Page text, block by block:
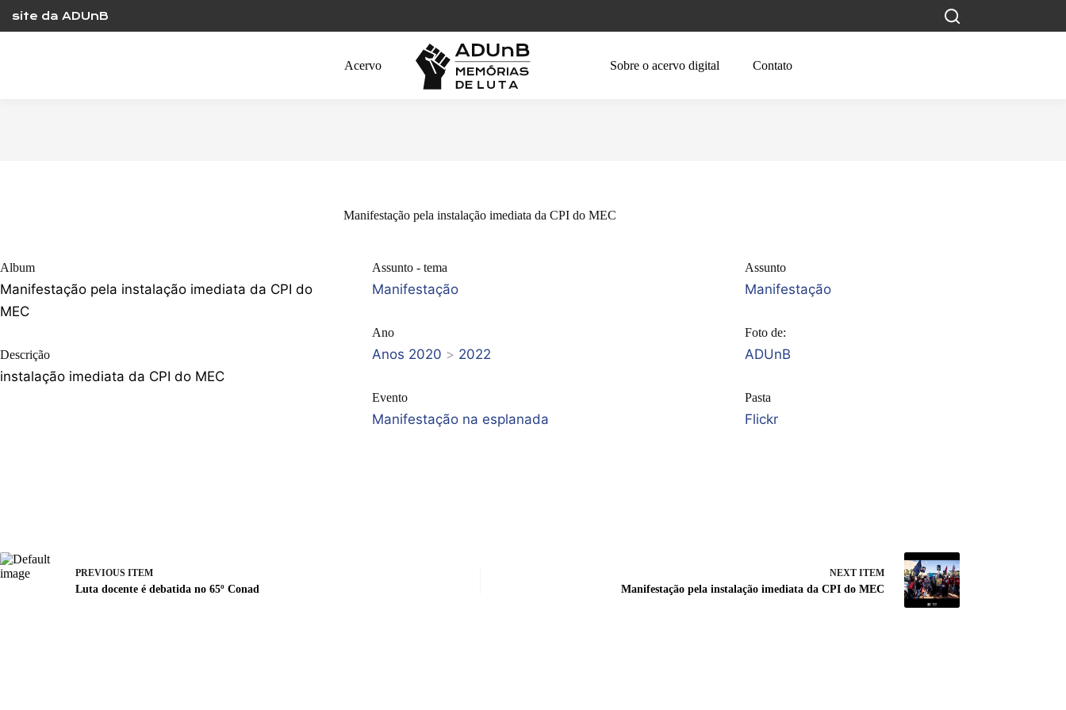
content
site da ADUnB
Acervo Sobre o acervo digital Contato
Manifestação pela instalação imediata da CPI do MEC
Album
Manifestação pela instalação imediata da CPI do
MEC
Descrição
instalação imediata da CPI do MEC
Assunto - tema
Manifestação
Ano
Anos 2020 > 2022
Evento
Manifestação na esplanada
Assunto
Manifestação
Foto de:
ADUnB
Pasta
Flickr
PREVIOUS ITEM
Luta docente é debatida no 65º Conad
NEXT ITEM
Manifestação pela instalação imediata da CPI do MEC